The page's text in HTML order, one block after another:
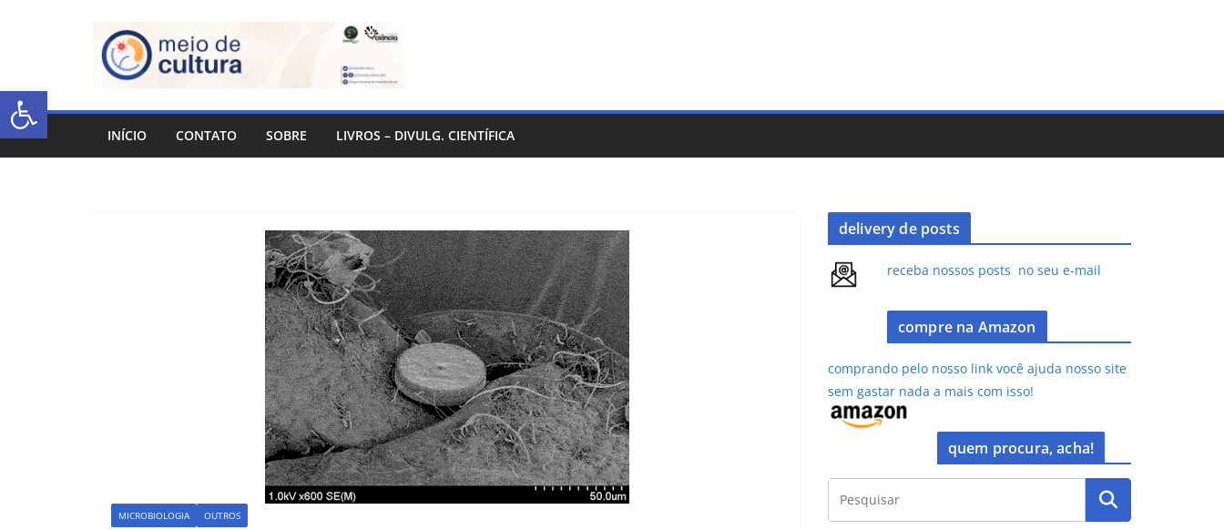
Abrir a barra de ferramentas
INÍCIO CONTATO SOBRE LIVROS – DIVULG. CIENTÍFICA
MICROBIOLOGIA OUTROS
delivery de posts
receba nossos posts no seu e-mail
compre na Amazon
comprando pelo nosso link você ajuda nosso site
sem gastar nada a mais com isso!
quem procura, acha!